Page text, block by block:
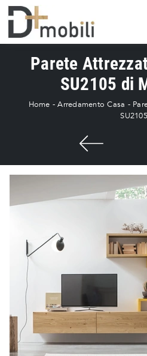
Parete
SU2105 di
Home -Arredamento Casa -
SU2105